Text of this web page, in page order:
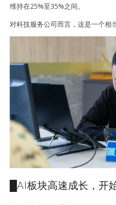
维持在25%至35%之间。
对科技服务公司而言，这是一个相
█AI板块高速成长，开